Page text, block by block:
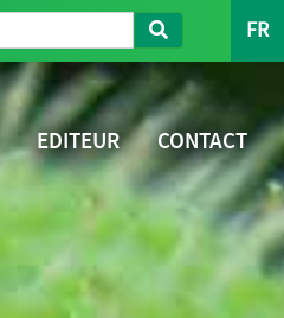
FR
EDITEUR CONTACT